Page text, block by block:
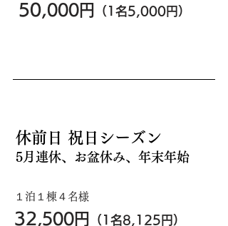
50,000円 （ 1 名5 ,000円）
休前日 祝日シーズン
5月連休、お盆休み、年末年始
１泊１棟４名様
32,500円 （1名8,125 円）